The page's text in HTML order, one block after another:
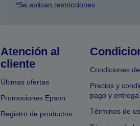
*Se aplican restricciones
Atención al
cliente
Últimas ofertas
Promociones Epson
Registro de productos
Condiciones
Precios y
pago y entrega
Términos de